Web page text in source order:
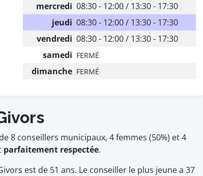
mercredi 08:30 - 12:00 / 13:30 - 17:30
jeudi 08:30 - 12:00 / 13:30 - 17:30
vendredi 08:30 - 12:00 / 13:30 - 17:30
samedi FERMÉ
dimanche FERMÉ
8 conseillers municipaux, 4 femmes (50%) et 4
parfaitement respectée.
est de 51 ans. Le conseiller le plus jeune a 37